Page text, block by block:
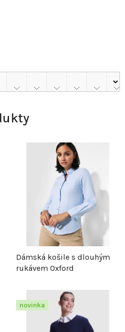
Dámská košile s dlouhým
rukávem Oxford
novinka